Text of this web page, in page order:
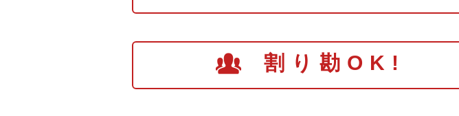
割り勘OK!